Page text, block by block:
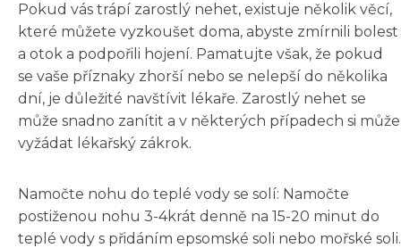
Pokud vás trápí zarostlý nehet, existuje několik věcí,
které můžete vyzkoušet doma, abyste zmírnili bolest
a otok a podpořili hojení. Pamatujte však, že pokud
se vaše příznaky zhorší nebo se nelepší do několika
dní, je důležité navštívit lékaře. Zarostlý nehet se
může snadno zanítit a v některých případech si může
vyžádat lékařský zákrok.
Namočte nohu do teplé vody se solí: Namočte
postiženou nohu 3-4krát denně na 15-20 minut do
teplé vody s přidáním epsomské soli nebo mořské soli.